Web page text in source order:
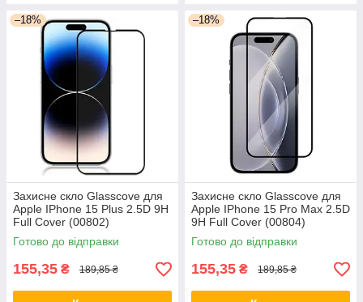
–18%
Захисне скло Glasscove для
Apple IPhone 15 Plus 2.5D 9H
Full Cover (00802)
Готово до відправки
155,35 ₴ 189,85 ₴
–18%
Захисне скло Glasscove для
Apple IPhone 15 Pro Max 2.5D
9H Full Cover (00804)
Готово до відправки
155,35 ₴ 189,85 ₴